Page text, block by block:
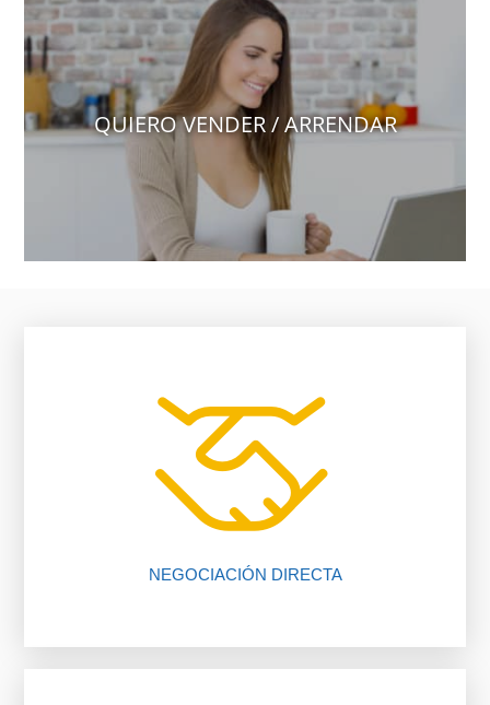
QUIERO VENDER / ARRENDAR
NEGOCIACIÓN DIRECTA
El 80% de las negociaciones se pierden por
falta de comunicación entre comprador y
vendedor, nosotros te ayudamos.